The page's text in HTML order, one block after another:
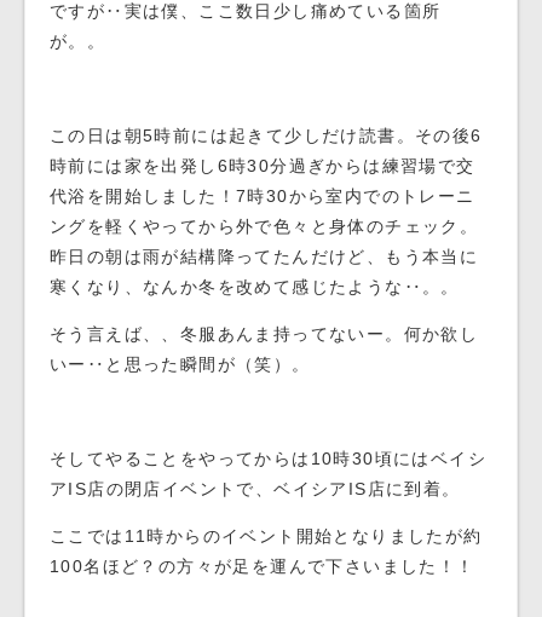
ですが‥実は僕、ここ数日少し痛めている箇所
が。。
この日は朝5時前には起きて少しだけ読書。その後6
時前には家を出発し6時30分過ぎからは練習場で交
代浴を開始しました！7時30から室内でのトレーニ
ングを軽くやってから外で色々と身体のチェック。
昨日の朝は雨が結構降ってたんだけど、もう本当に
寒くなり、なんか冬を改めて感じたような‥。。
そう言えば、、冬服あんま持ってないー。何か欲し
いー‥と思った瞬間が（笑）。
そしてやることをやってからは10時30頃にはベイシ
アIS店の閉店イベントで、ベイシアIS店に到着。
ここでは11時からのイベント開始となりましたが約
100名ほど？の方々が足を運んで下さいました！！